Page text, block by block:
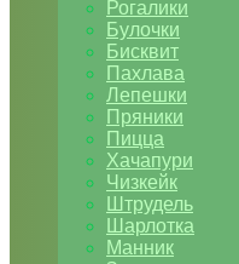
Рогалики
Булочки
Бисквит
Пахлава
Лепешки
Пряники
Пицца
Хачапури
Чизкейк
Штрудель
Шарлотка
Манник